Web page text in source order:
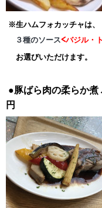
※生ハムフォカッチャは、
３種のソース<バジル・
お選びいただけます。
●豚ばら肉の柔らか煮
円